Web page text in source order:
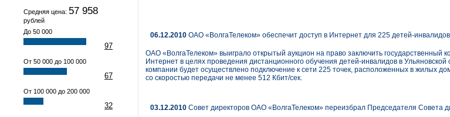
Средняя цена: 57 958
рублей
До 50 000
97
От 50 000 до 100 000
67
От 100 000 до 200 000
32
06.12.2010 ОАО «ВолгаТелеком» обеспечит доступ в Интернет для 225 детей-инвалидов
ОАО «ВолгаТелеком» выиграло открытый аукцион на право заключить государственный
Интернет в целях проведения дистанционного обучения детей-инвалидов в
компании будет осуществлено подключение к сети 225 точек, расположенных в жилых
со скоростью передачи не менее 512 Кбит/сек.
03.12.2010 Совет директоров ОАО «ВолгаТелеком» переизбрал Председателя Совета